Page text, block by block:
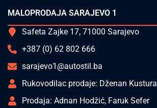
MALOPRODAJA SARAJEVO 1
Safeta Zajke 17, 71000 Sarajevo
+387 (0) 62 802 666
sarajevo1@autostil.ba
Rukovodilac prodaje: Dženan Kustura
Prodaja: Adnan Hodžić, Faruk Sefer